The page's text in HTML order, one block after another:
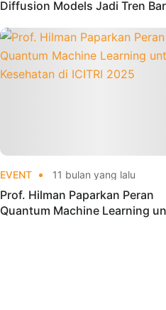
Diffusion Models Jadi Tren
EVENT 11 bulan yang lalu
Prof. Hilman Paparkan Peran
Quantum Machine Learning